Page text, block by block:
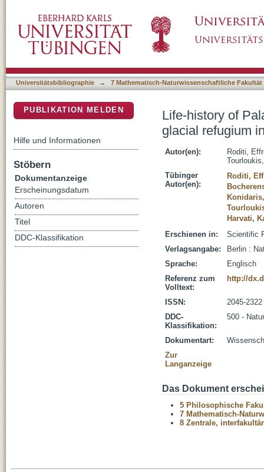
Megalopolis basin, Greece
Universitätsbibliographie → 7 Mathematisch-Naturwissenschaftliche Fakultät
Life-history of
glacial refugium
Autor(en):
Roditi,
Tübinger
Autor(en):
Roditi,
Harvati,
Erschienen in:
Scientific
Verlagsangabe:
Berlin :
Sprache:
Englisch
Referenz zum
Volltext:
http://
ISSN:
2045-2322
DDC-
Klassifikation:
500 -
Dokumentart:
Zur
Langanzeige
Das Dokument
5 Philosophische
7 Mathematisch-
8 Zentrale,
PUBLIKATION MELDEN
Hilfe und Informationen
Stöbern
Dokumentanzeige
Erscheinungsdatum
Autoren
Titel
DDC-Klassifikation